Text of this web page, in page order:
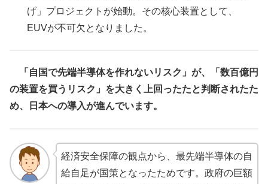
げ」プロジェクトが始動。その核心装置として、
EUVが不可欠となりました。
「自国で先端半導体を作れないリスク」が、「数百億円
の装置を買うリスク」を大きく上回ったたと判断されたた
め、日本への導入が進んでいます。
経済安全保障の観点から、最先端半導体の自
給自足が国策となったためです。政府の巨額